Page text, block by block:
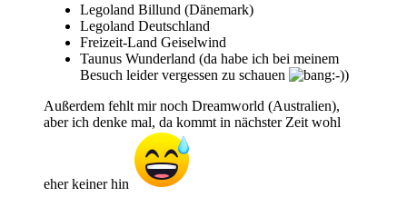
Legoland Billund (Dänemark)
Legoland Deutschland
Freizeit-Land Geiselwind
Taunus Wunderland (da habe ich bei meinem
Besuch leider vergessen zu schauen
)
Außerdem fehlt mir noch Dreamworld (Australien),
aber ich denke mal, da kommt in nächster Zeit wohl
eher keiner hin